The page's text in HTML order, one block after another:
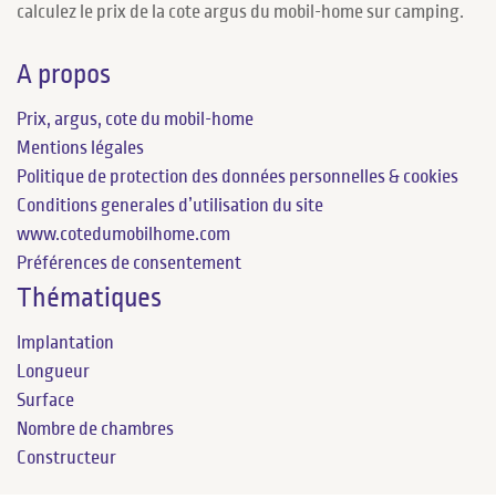
calculez le prix de la cote argus du mobil-home sur camping.
A propos
Prix, argus, cote du mobil-home
Mentions légales
Politique de protection des données personnelles & cookies
Conditions generales d’utilisation du site
www.cotedumobilhome.com
Préférences de consentement
Thématiques
Implantation
Longueur
Surface
Nombre de chambres
Constructeur